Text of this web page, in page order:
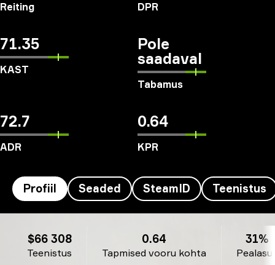
Reiting DPR
71.35
KAST
Pole
saadaval
Tabamus
72.7
ADR
0.64
KPR
Profiil Seaded SteamID Teenistus
Teenistus
$66 308
Tapmised vooru kohta
0.64 31%